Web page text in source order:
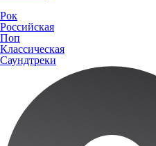
Рок
Российская
Поп
Классическая
Саундтреки